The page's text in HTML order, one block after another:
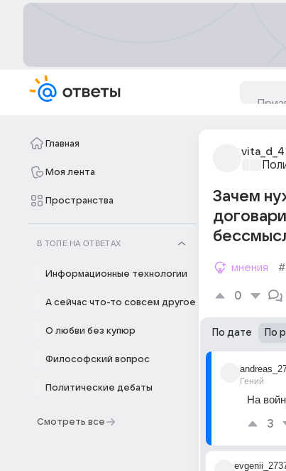
Главная
Моя лента
Пространства
В ТОПЕ НА ОТВЕТАХ
Информационные технологии
А сейчас что-то совсем другое
О любви без купюр
Философский вопрос
Политические дебаты
Смотреть все
vita_d_4
Зачем
мнения
0
По дате По
Гений
На
3